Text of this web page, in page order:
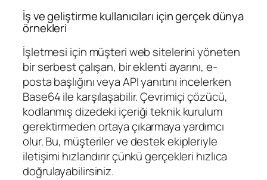
İş ve geliştirme kullanıcıları için gerçek dünya
örnekleri
İşletmesi için müşteri web sitelerini yöneten
bir serbest çalışan, bir eklenti ayarını, e-
posta başlığını veya API yanıtını incelerken
Base64 ile karşılaşabilir. Çevrimiçi çözücü,
kodlanmış dizedeki içeriği teknik kurulum
gerektirmeden ortaya çıkarmaya yardımcı
olur. Bu, müşteriler ve destek ekipleriyle
iletişimi hızlandırır çünkü gerçekleri hızlıca
doğrulayabilirsiniz.